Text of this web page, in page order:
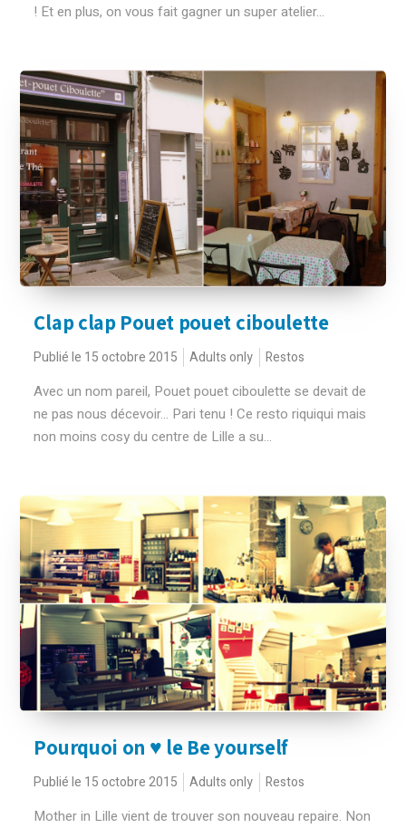
! Et en plus, on vous fait gagner un super atelier...
Clap clap Pouet pouet ciboulette
Publié le 15 octobre 2015 Adults only Restos
Avec un nom pareil, Pouet pouet ciboulette se devait de
ne pas nous décevoir... Pari tenu ! Ce resto riquiqui mais
non moins cosy du centre de Lille a su...
Pourquoi on ♥ le Be yourself
Publié le 15 octobre 2015 Adults only Restos
Mother in Lille vient de trouver son nouveau repaire. Non